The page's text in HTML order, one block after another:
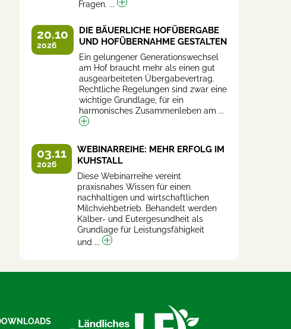
Fragen. ...
20.10
2026
DIE BÄUERLICHE HOFÜBERGABE
UND HOFÜBERNAHME GESTALTEN
Ein gelungener Generationswechsel
am Hof braucht mehr als einen gut
ausgearbeiteten Übergabevertrag.
Rechtliche Regelungen sind zwar eine
wichtige Grundlage, für ein
harmonisches Zusammenleben am ...
03.11
2026
WEBINARREIHE: MEHR ERFOLG IM
KUHSTALL
Diese Webinarreihe vereint
praxisnahes Wissen für einen
nachhaltigen und wirtschaftlichen
Milchviehbetrieb. Behandelt werden
Kälber- und Eutergesundheit als
Grundlage für Leistungsfähigkeit
und ...